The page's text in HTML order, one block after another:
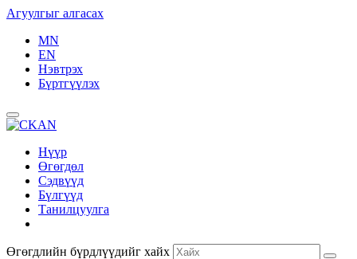
Агуулгыг алгасах
MN
EN
Нэвтрэх
Бүртгүүлэх
Нүүр
Өгөгдөл
Сэдвүүд
Бүлгүүд
Танилцуулга
Өгөгдлийн бүрдлүүдийг хайх